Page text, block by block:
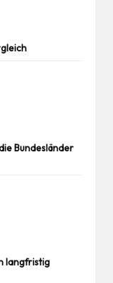
Bundesländer
langfristig